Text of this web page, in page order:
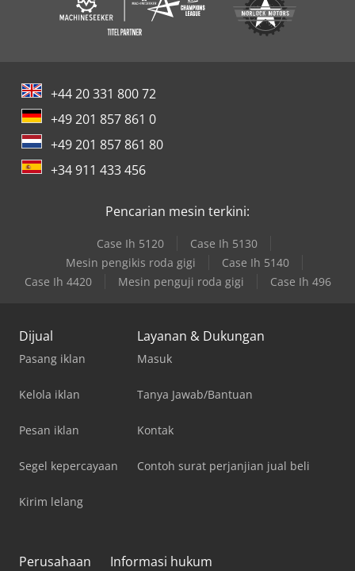
+44 20 331 800 72
+49 201 857 861 0
+49 201 857 861 80
+34 911 433 456
Pencarian mesin terkini:
Case Ih 5120
Case Ih 5130
Mesin pengikis roda gigi
Case Ih 5140
Case Ih 4420
Mesin penguji roda gigi Case Ih 496
Dijual
Pasang iklan
Kelola iklan
Pesan iklan
Segel kepercayaan
Kirim lelang
Layanan & Dukungan
Masuk
Tanya Jawab/Bantuan
Kontak
Contoh surat perjanjian jual beli
Perusahaan Informasi hukum